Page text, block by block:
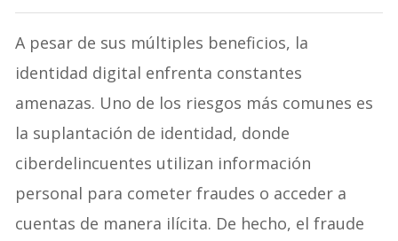
A pesar de sus múltiples beneficios, la
identidad digital enfrenta constantes
amenazas. Uno de los riesgos más comunes es
la suplantación de identidad, donde
ciberdelincuentes utilizan información
personal para cometer fraudes o acceder a
cuentas de manera ilícita. De hecho, el fraude